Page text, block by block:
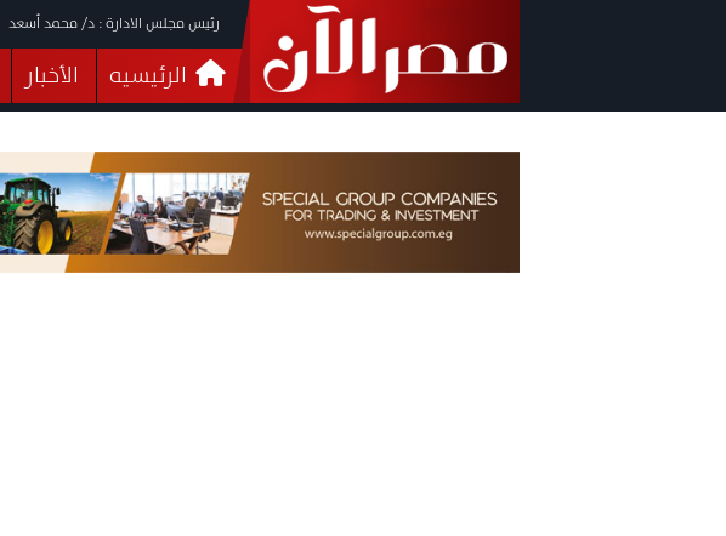
رئيس مجلس الادارة : د/ محمد أسعد
الرئيسيه الأخبار
فيديوهات
البرلمان